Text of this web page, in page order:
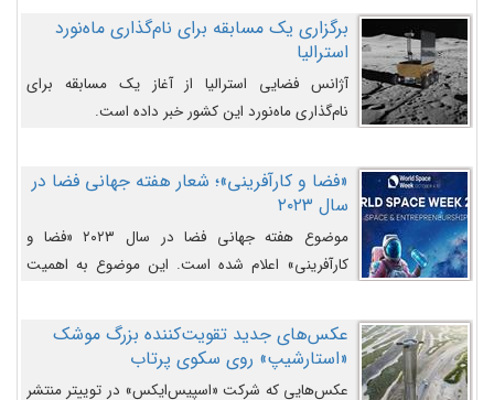
را وارد مسیر از پیش تعیین‌شده کند و سپس با یک
مکانیزم جدید با موفقیت از آن جدا شود. ‌
برگزاری یک مسابقه برای نام‌گذاری ماه‌نورد
استرالیا
آژانس فضایی استرالیا از آغاز یک مسابقه برای
نام‌گذاری ماه‌نورد این کشور خبر داده است.
«فضا و کارآفرینی»؛ شعار هفته جهانی فضا در
سال ۲۰۲۳
موضوع هفته جهانی فضا در سال ۲۰۲۳ «فضا و
کارآفرینی» اعلام شده است. این موضوع به اهمیت
روزافزون کارآفرینی در حوزه فضایی و مزایای جدیدی که
کارآفرینان این حوزه ایجاد می‌کنند، می‌پردازد.
عکس‌های جدید تقویت‌کننده بزرگ موشک
«استارشیپ» روی سکوی پرتاب
عکس‌هایی که شرکت «اسپیس‌ایکس» در توییتر منتشر